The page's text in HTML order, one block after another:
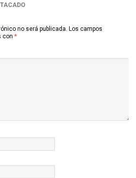
no será publicada. Los campos
con *